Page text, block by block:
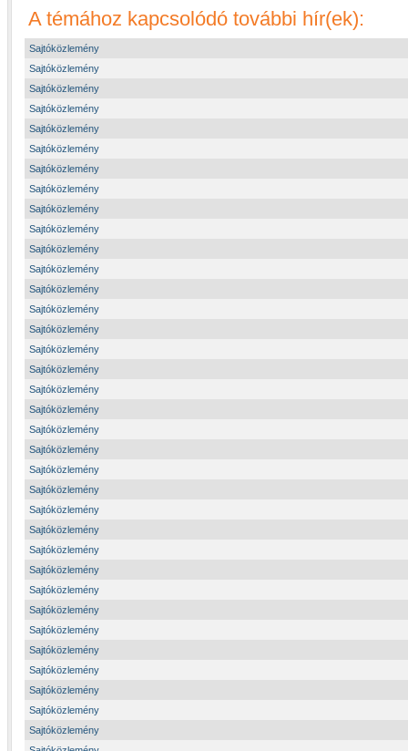
A témához kapcsolódó további hír(ek):
Sajtóközlemény
Sajtóközlemény
Sajtóközlemény
Sajtóközlemény
Sajtóközlemény
Sajtóközlemény
Sajtóközlemény
Sajtóközlemény
Sajtóközlemény
Sajtóközlemény
Sajtóközlemény
Sajtóközlemény
Sajtóközlemény
Sajtóközlemény
Sajtóközlemény
Sajtóközlemény
Sajtóközlemény
Sajtóközlemény
Sajtóközlemény
Sajtóközlemény
Sajtóközlemény
Sajtóközlemény
Sajtóközlemény
Sajtóközlemény
Sajtóközlemény
Sajtóközlemény
Sajtóközlemény
Sajtóközlemény
Sajtóközlemény
Sajtóközlemény
Sajtóközlemény
Sajtóközlemény
Sajtóközlemény
Sajtóközlemény
Sajtóközlemény